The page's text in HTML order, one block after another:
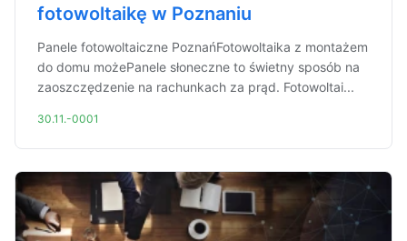
fotowoltaikę w Poznaniu
Panele fotowoltaiczne PoznańFotowoltaika z montażem
do domu możePanele słoneczne to świetny sposób na
zaoszczędzenie na rachunkach za prąd. Fotowoltai...
30.11.-0001